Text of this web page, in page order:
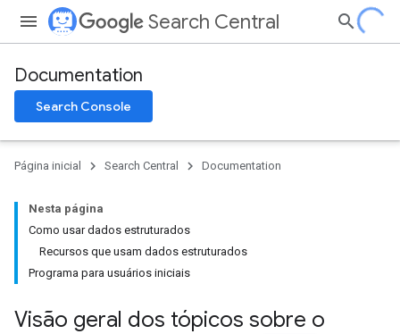
Search Central
Documentation
Search Console
Página inicial Search Central Documentation
Nesta página
Como usar dados estruturados
Recursos que usam dados estruturados
Programa para usuários iniciais
Visão geral dos tópicos sobre o